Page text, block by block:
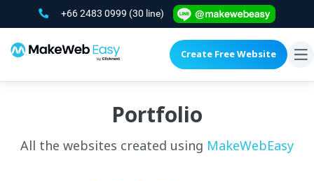
+66 2483 0999 (30 line)
Create Free Website
Portfolio
All the websites created using MakeWebEasy